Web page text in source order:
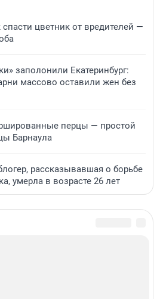
цветник от вредителей —
заполонили Екатеринбург:
массово оставили жен без
перцы — простой
Барнаула
рассказывавшая о борьбе
умерла в возрасте 26 лет